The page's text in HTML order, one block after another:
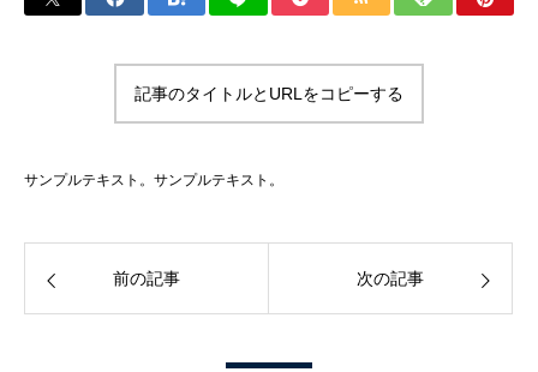
記事のタイトルとURLをコピーする
サンプルテキスト。サンプルテキスト。
前の記事 次の記事